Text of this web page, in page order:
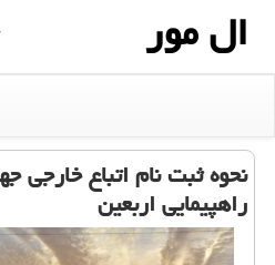
ال مور
نحوه ثبت نام اتباع
راهپیمایی اربعین